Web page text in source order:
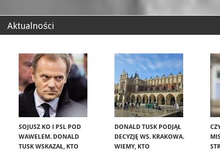
Aktualności
SOJUSZ KO I PSL POD
WAWELEM. DONALD
TUSK WSKAZAŁ, KTO
DONALD TUSK PODJĄŁ
DECYZJĘ WS. KRAKOWA.
WIEMY, KTO